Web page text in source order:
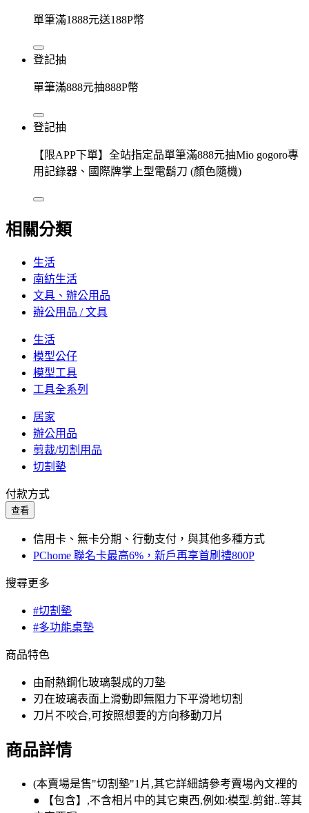
單筆滿1888元送188P幣
登記抽
單筆滿888元抽888P幣
登記抽
【限APP下單】全站指定品單筆滿888元抽Mio gogoro專
用記錄器、國際牌掌上型電鬍刀 (顏色隨機)
相關分類
生活
南紡生活
文具、辦公用品
辦公用品 / 文具
生活
模型公仔
模型工具
工具全系列
居家
辦公用品
剪裁/切割用品
切割墊
付款方式
查看
信用卡、無卡分期、行動支付，與其他多種方式
PChome 聯名卡最高6%，新戶再享首刷禮800P
搜尋更多
#切割墊
#多功能桌墊
商品特色
由耐熱鋼化玻璃製成的刀墊
刃在玻璃表面上滑動即無阻力下平滑地切割
刀片不咬合,可按照想要的方向移動刀片
商品詳情
(本賣場是售"切割墊"1片,其它詳細請參考賣場內文裡的
● 【包含】,不含相片中的其它東西,例如:模型.剪鉗..等其